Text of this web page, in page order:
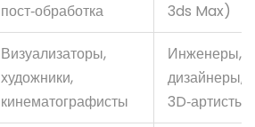
пост‑обработка
3ds Max)
Визуализаторы,
художники,
кинематографисты
Инженеры,
дизайнеры,
3D‑артисты